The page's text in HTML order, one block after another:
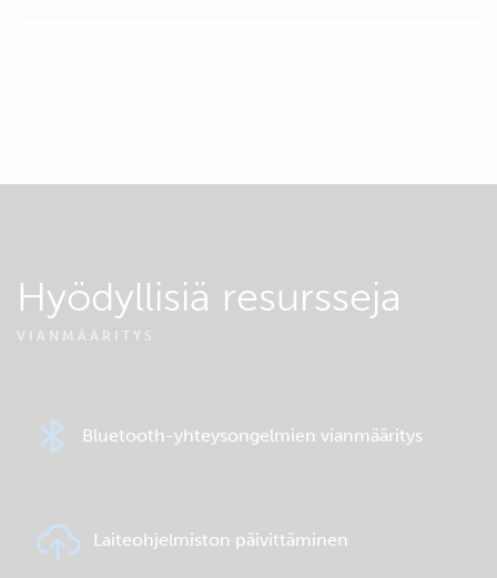
Hyödyllisiä resursseja
VIANMÄÄRITYS
Bluetooth-yhteysongelmien vianmääritys
Laiteohjelmiston päivittäminen